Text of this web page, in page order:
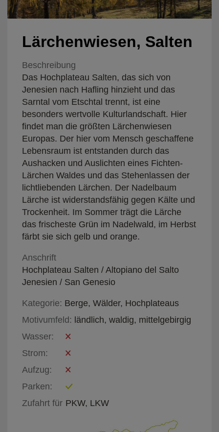
Lärchenwiesen, Salten
Beschreibung
Das Hochplateau Salten, das sich von
Jenesien nach Hafling hinzieht und das
Sarntal vom Etschtal trennt, ist eine
besonders wertvolle Kulturlandschaft. Hier
findet man die größten Lärchenwiesen
Europas. Der hier vom Mensch geschaffene
Lebensraum ist entstanden durch das
Aushacken und Auslichten eines Fichten-
Lärchen Waldes und das Stehenlassen der
lichtliebenden Lärchen. Der Nadelbaum
Lärche ist widerstandsfähig gegen Kälte und
Trockenheit. Im Sommer trägt die Lärche
das frischeste Grün im Nadelwald, im Herbst
färbt sie sich gelb und orange.
Anschrift
Hochplateau Salten / Altopiano del Salto
Jenesien / San Genesio
Kategorie: Berge, Wälder, Hochplateaus
Motivumfeld: ländlich, waldig, mittelgebirgig
Wasser:
Strom:
Aufzug:
Parken:
Zufahrt für PKW, LKW